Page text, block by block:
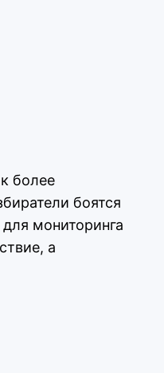
более
боятся
мониторинга
а